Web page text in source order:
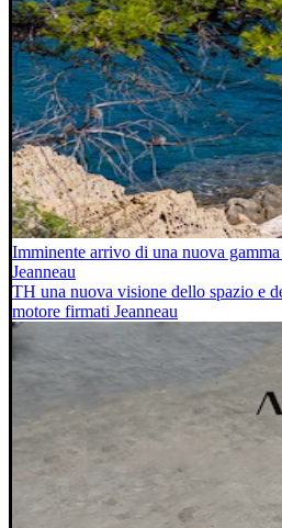
Imminente arrivo di una nuova
Jeanneau
TH una nuova visione dello spazio e
motore firmati Jeanneau